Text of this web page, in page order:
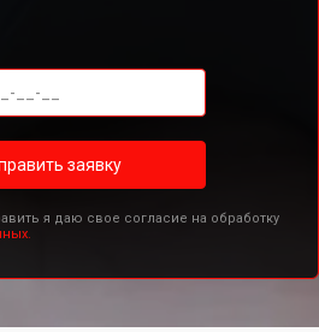
заявку
я даю свое согласие на обработку